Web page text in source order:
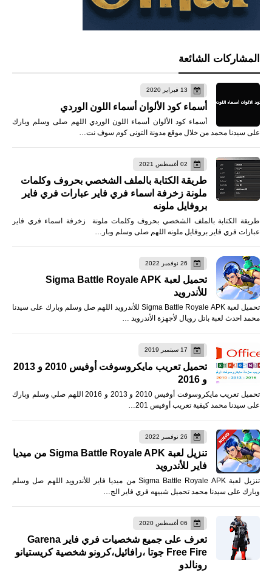
المشاركات الشائعة
13 فبراير 2020
أسماء كود الألوان أسماء اللون الوردي
أسماء كود الألوان أسماء اللون الوردي اللهم صلى وسلم وبارك
على سيدنا محمد من خلال موقع مدونة التونى كوم سوف نت…
02 أغسطس 2021
طريقة الكتابة بالملف الشخصي بحروف وكلمات
ملونة زخرفة اسماء فري فاير عبارات فري فاير
بروفايل ملونه
طريقة الكتابة بالملف الشخصي بحروف وكلمات ملونة زخرفة اسماء فري فاير
عبارات فري فاير بروفايل ملونه اللهم صلى وسلم وبار…
26 نوفمبر 2022
تحميل لعبة Sigma Battle Royale APK
للأندرويد
تحميل لعبة Sigma Battle Royale APK للأندرويد اللهم صل وسلم وبارك على سيدنا
محمد احدث لعبة باتل رويال لأجهزة الأندرويد …
17 سبتمبر 2019
تحميل تعريب مايكروسوفت أوفيس 2010 و 2013
و 2016
تحميل تعريب مايكروسوفت أوفيس 2010 و 2013 و 2016 اللهم صلي وسلم وبارك
على سيدنا محمد كيفية تعريب أوفيس 201…
26 نوفمبر 2022
تنزيل لعبة Sigma Battle Royale APK من ميديا
فاير للأندرويد
تنزيل لعبة Sigma Battle Royale APK من ميديا فاير للأندرويد اللهم صل وسلم
وبارك على سيدنا محمد تحميل شبيهه فري فاير الج…
06 أغسطس 2020
تعرف على جميع شخصيات فري فاير Garena
Free Fire جوتا ،رافائيل،كرونو شخصية كريستيانو
رونالدو